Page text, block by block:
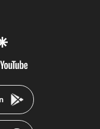
google
youtube-